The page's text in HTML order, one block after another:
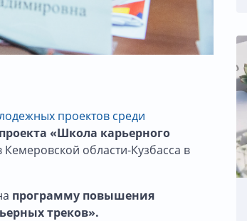
проектов среди
«Школа карьерного
области-Кузбасса в
программу повышения
треков».